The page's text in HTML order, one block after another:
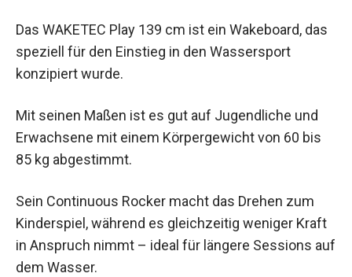
Das WAKETEC Play 139 cm ist ein Wakeboard, das
speziell für den Einstieg in den Wassersport
konzipiert wurde.
Mit seinen Maßen ist es gut auf Jugendliche und
Erwachsene mit einem Körpergewicht von 60 bis
85 kg abgestimmt.
Sein Continuous Rocker macht das Drehen zum
Kinderspiel, während es gleichzeitig weniger Kraft
in Anspruch nimmt – ideal für längere Sessions auf
dem Wasser.